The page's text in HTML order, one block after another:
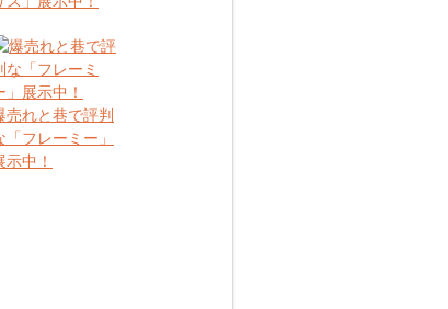
売れと巷で評判
「フレーミー」
示中！